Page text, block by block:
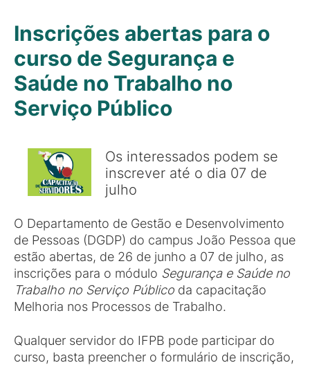
Inscrições abertas para o
curso de Segurança e
Saúde no Trabalho no
Serviço Público
Os interessados podem se
inscrever até o dia 07 de
julho
O Departamento de Gestão e Desenvolvimento
de Pessoas (DGDP) do campus João Pessoa que
estão abertas, de 26 de junho a 07 de julho, as
inscrições para o módulo Segurança e Saúde no
Trabalho no Serviço Público da capacitação
Melhoria nos Processos de Trabalho.
Qualquer servidor do IFPB pode participar do
curso, basta preencher o formulário de inscrição,